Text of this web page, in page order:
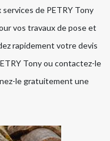
de PETRY Tony
vos travaux de pose et
rapidement votre devis
Tony ou contactez-le
le gratuitement une